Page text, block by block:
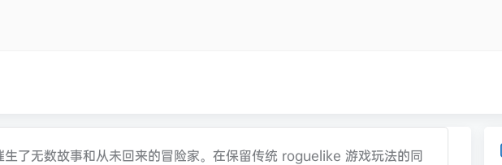
了无数故事和从未回来的冒险家。在保留传统 roguelike 游戏玩法的同